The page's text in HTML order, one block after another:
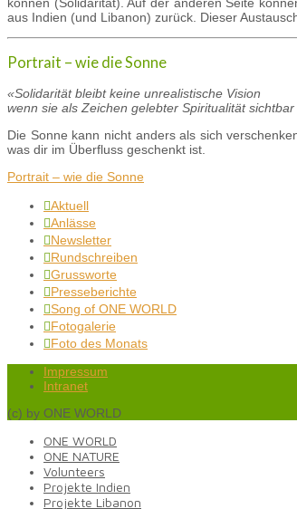
aus Indien (und Libanon) zurück. Dieser
Portrait – wie die Sonne
«Solidarität bleibt keine unrealistische Vision
wenn sie als Zeichen gelebter Spiritualität sichtbar
Die Sonne kann nicht anders als sich
was dir im Überfluss geschenkt ist.
Portrait – wie die Sonne
Aktuell
Anlässe
Newsletter
Rundschreiben
Grussworte
Presseberichte
Song of ONE WORLD
Fotogalerie
Foto des Monats
Impressum
Intranet
(c) by ONE WORLD
ONE WORLD
ONE NATURE
Volunteers
Projekte Indien
Projekte Libanon